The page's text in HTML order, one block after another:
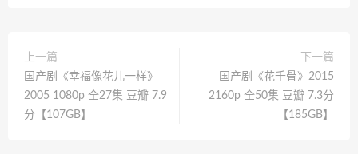
上一篇
国产剧《幸福像花儿一样》
2005 1080p 全27集 豆瓣 7.9
分【107GB】
下一篇
国产剧《花千骨》2015
2160p 全50集 豆瓣 7.3分
【185GB】